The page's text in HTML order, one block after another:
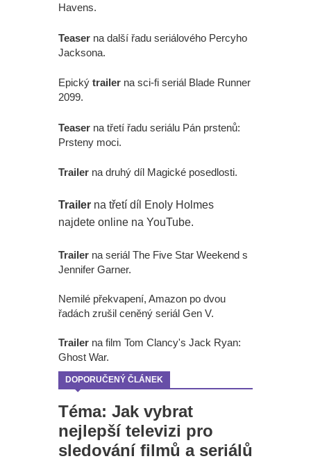
Havens.
Teaser na další řadu seriálového Percyho
Jacksona.
Epický trailer na sci-fi seriál Blade Runner
2099.
Teaser na třetí řadu seriálu Pán prstenů:
Prsteny moci.
Trailer na druhý díl Magické posedlosti.
Trailer na třetí díl Enoly Holmes
najdete online na YouTube.
Trailer na seriál The Five Star Weekend s
Jennifer Garner.
Nemilé překvapení, Amazon po dvou
řadách zrušil ceněný seriál Gen V.
Trailer na film Tom Clancy's Jack Ryan:
Ghost War.
DOPORUČENÝ ČLÁNEK
Téma: Jak vybrat
nejlepší televizi pro
sledování filmů a seriálů